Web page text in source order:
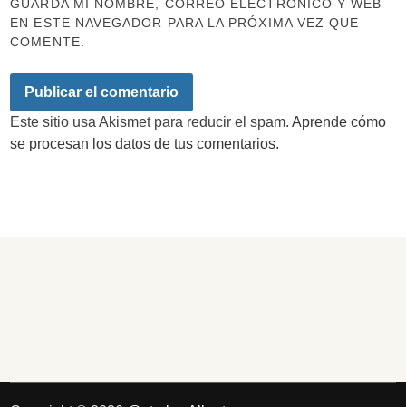
GUARDA MI NOMBRE, CORREO ELECTRÓNICO Y WEB
EN ESTE NAVEGADOR PARA LA PRÓXIMA VEZ QUE
COMENTE.
Este sitio usa Akismet para reducir el spam.Aprende cómo
se procesan los datos de tus comentarios.